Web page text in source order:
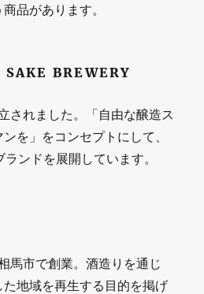
品があります。
BREWERY
されました。「自由な醸造ス
を」をコンセプトにして、
ンドを展開しています。
馬市で創業。酒造りを通じ
地域を再生する目的を掲げ